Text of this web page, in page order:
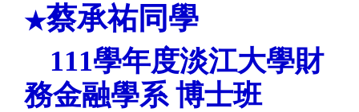
★蔡承祐同學
111學年度淡江大學財
務金融學系博士班